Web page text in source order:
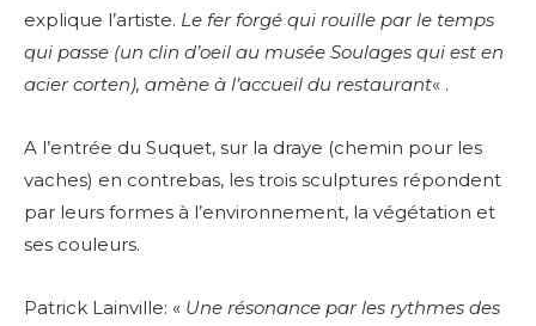
explique l’artiste. Le fer forgé qui rouille par le temps
qui passe (un clin d’oeil au musée Soulages qui est en
acier corten), amène à l’accueil du restaurant« .
A l’entrée du Suquet, sur la draye (chemin pour les
vaches) en contrebas, les trois sculptures répondent
par leurs formes à l’environnement, la végétation et
ses couleurs.
Patrick Lainville: « Une résonance par les rythmes des